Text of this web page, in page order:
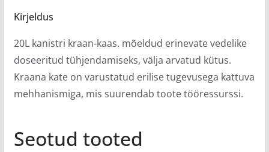
Kirjeldus
20L kanistri kraan-kaas. mõeldud erinevate vedelike
doseeritud tühjendamiseks, välja arvatud kütus.
Kraana kate on varustatud erilise tugevusega kattuva
mehhanismiga, mis suurendab toote tööressurssi.
Seotud tooted